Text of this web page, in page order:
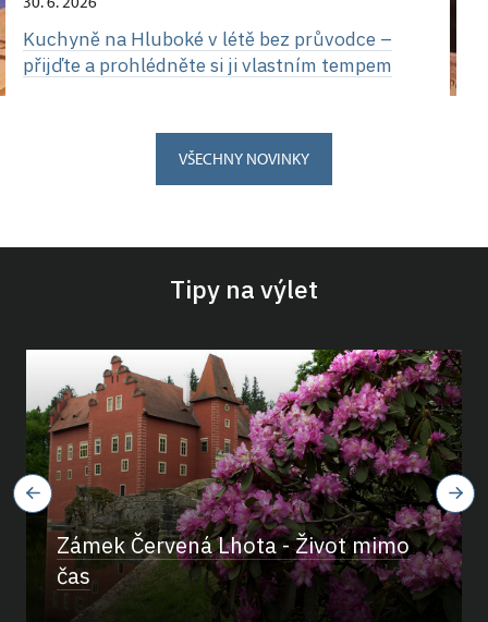
Kuchyně na Hluboké v létě bez průvodce –
přijďte a prohlédněte si ji vlastním tempem
VŠECHNY NOVINKY
Tipy na výlet
Zámek Červená Lhota - Život mimo
čas